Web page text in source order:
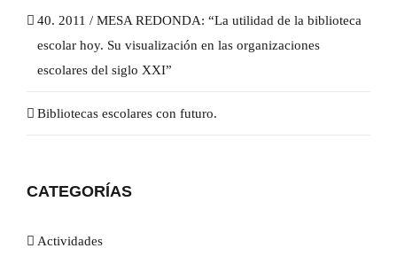
40. 2011 / MESA REDONDA: “La utilidad de la biblioteca
escolar hoy. Su visualización en las organizaciones
escolares del siglo XXI”
Bibliotecas escolares con futuro.
CATEGORÍAS
Actividades